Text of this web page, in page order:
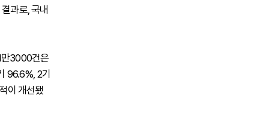
과로, 국내
만3000건은
96.6%, 2기
이 개선됐